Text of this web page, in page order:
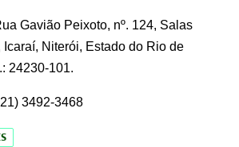
Gavião Peixoto, nº. 124, Salas
Icaraí, Niterói, Estado do Rio de
24230-101.
3492-3468